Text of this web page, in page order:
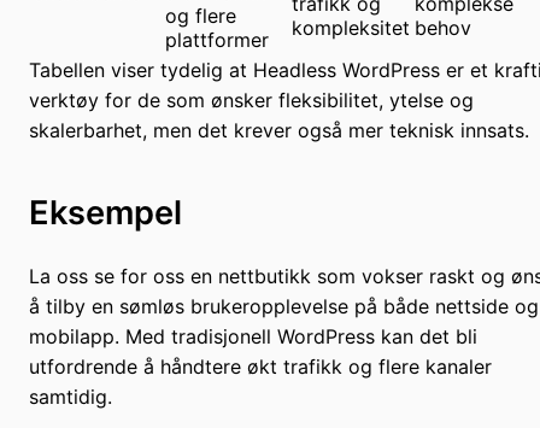
og flere
plattformer
kompleksitet behov
Tabellen viser tydelig at Headless WordPress er et
verktøy for de som ønsker fleksibilitet, ytelse og
skalerbarhet, men det krever også mer teknisk innsats.
Eksempel
La oss se for oss en nettbutikk som vokser raskt og
å tilby en sømløs brukeropplevelse på både nettside og
mobilapp. Med tradisjonell WordPress kan det bli
utfordrende å håndtere økt trafikk og flere kanaler
samtidig.